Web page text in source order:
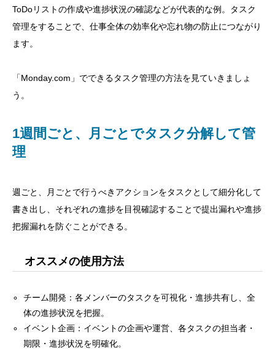
ToDoリストの作成や進捗状況の確認などが代表的な例。タスク
管理をすることで、仕事全体の効率化や忘れ物の防止につながり
ます。
「Monday.com」でできるタスク管理の方法を見ていきましょ
う。
1週間ごと、月ごとでタスク分解して管
理
週ごと、月ごとで行うべきアクションをタスクとして細分化して
書き出し、それぞれの進捗を目視確認することで提出漏れや進捗
把握漏れを防ぐことができる。
オススメの使用方法
チーム開発：各メンバーのタスクを可視化・進捗共有し、全
体の進捗状況を把握。
イベント企画：イベントの企画や運営、各タスクの担当者・
期限・進捗状況を明確化。